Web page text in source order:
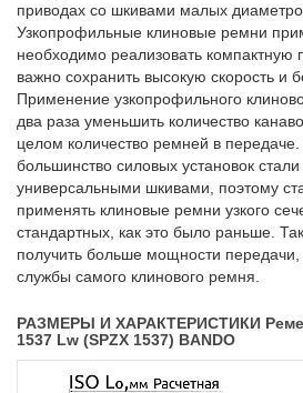
приводах со шкивами малых
Узкопрофильные клиновые ремни
необходимо реализовать компактную
важно сохранить высокую скорость и
Применение узкопрофильного
два раза уменьшить количество
целом количество ремней в
большинство силовых установок
универсальными шкивами, поэтому
применять клиновые ремни узкого
стандартных, как это было раньше.
получить больше мощности передачи,
службы самого клинового ремня.
РАЗМЕРЫ И ХАРАКТЕРИСТИКИ
1537 Lw (SPZX 1537) BANDO